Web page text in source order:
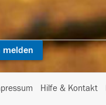
melden
Hilfe & Kontakt